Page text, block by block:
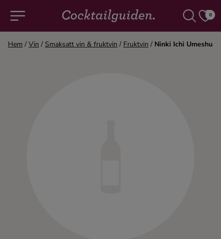
0
Hem / Vin / Smaksatt vin & fruktvin / Fruktvin / Ninki Ichi Umeshu